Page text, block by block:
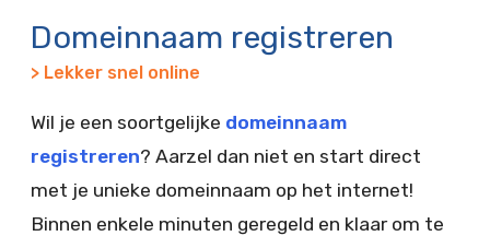
Domeinnaam registreren
> Lekker snel online
Wil je een soortgelijke domeinnaam
registreren? Aarzel dan niet en start direct
met je unieke domeinnaam op het internet!
Binnen enkele minuten geregeld en klaar om te